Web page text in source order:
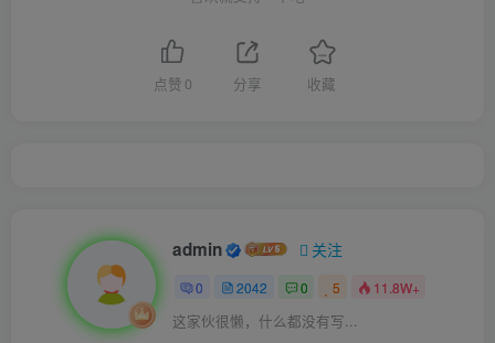
点赞 0 分享 收藏
admin 关注
0 2042 0 5 11.8W+
这家伙很懒，什么都没有写...